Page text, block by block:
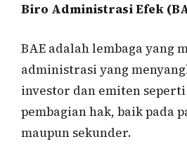
Biro Administrasi Efek
BAE adalah lembaga yang
administrasi yang
investor dan emiten
pembagian hak, baik pada
maupun sekunder.